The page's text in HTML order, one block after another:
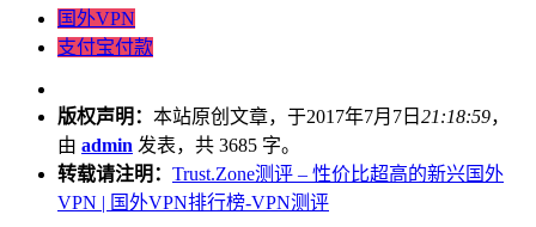
国外VPN
支付宝付款
版权声明： 本站原创文章，于2017年7月7日 21:18:59，
由 admin 发表，共 3685 字。
转载请注明： Trust.Zone测评 – 性价比超高的新兴国外
VPN | 国外VPN排行榜-VPN测评